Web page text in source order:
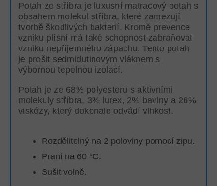
Potah ze stříbra je luxusní matracový potah s
obsahem molekul stříbra, které zamezují
tvorbě škodlivých bakterií. Kromě prevence
vzniku plísní má také schopnost zabraňovat
vzniku nepříjemného zápachu. Tento potah
je prošit sedmidutinovým vláknem s
výbornou tepelnou izolací.
Potah je ze 68% polyesteru s aktivními
molekuly stříbra, 3% lurex, 2% bavlny a 26%
viskózy, který dokonale odvádí vlhkost.
Rozdělitelný na 2 poloviny pomocí zipu.
Praní na 60 °C.
Sušit volně.